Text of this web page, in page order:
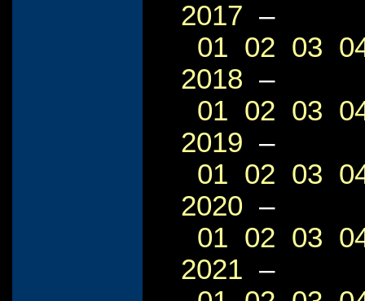
2017 –
01 02 03
2018 –
01 02 03
2019 –
01 02 03
2020 –
01 02 03
2021 –